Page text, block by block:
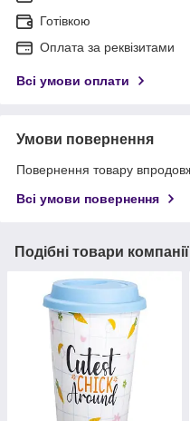
Готівкою
Оплата за реквізитами
Всі умови оплати
Умови повернення
Повернення товару
Всі умови повернення
Подібні товари компанії